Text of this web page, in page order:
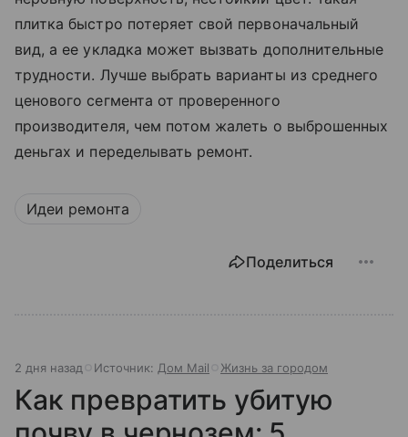
плитка быстро потеряет свой первоначальный
вид, а ее укладка может вызвать дополнительные
трудности. Лучше выбрать варианты из среднего
ценового сегмента от проверенного
производителя, чем потом жалеть о выброшенных
деньгах и переделывать ремонт.
Идеи ремонта
Поделиться
2 дня назад Источник: Дом Mail Жизнь за городом
Как превратить убитую